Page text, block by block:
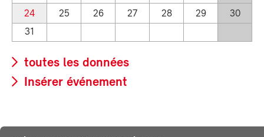
24
25 26 27 28 29
30
31
toutes les données
Insérer événement